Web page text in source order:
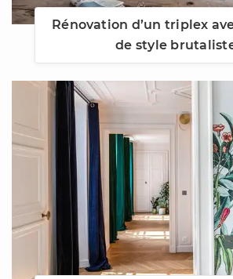
Rénovation d’un triplex
de style